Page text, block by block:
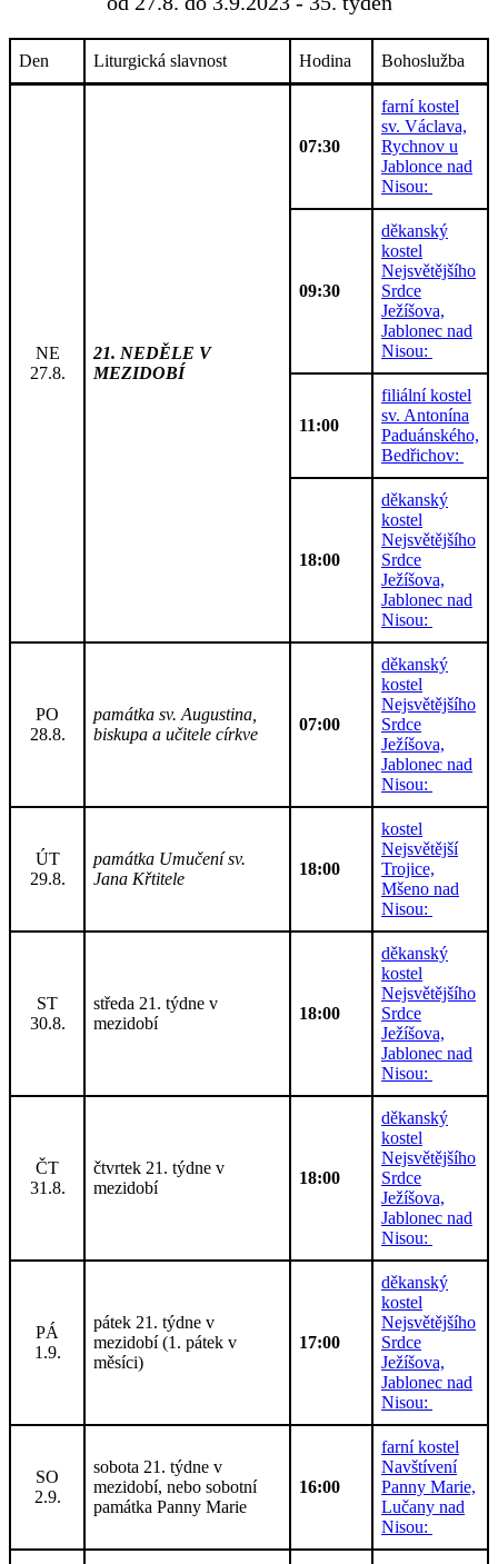
Den Liturgická slavnost Hodina Bohoslužba
NE
27.8.
21. NEDĚLE V
MEZIDOBÍ
07:30
farní kostel
sv. Václava,
Rychnov u
Jablonce nad
Nisou:
09:30
děkanský
kostel
Nejsvětějšího
Srdce
Ježíšova,
Jablonec nad
Nisou:
11:00
filiální kostel
sv. Antonína
Paduánského,
Bedřichov:
18:00
děkanský
kostel
Nejsvětějšího
Srdce
Ježíšova,
Jablonec nad
Nisou:
PO
28.8.
památka sv. Augustina,
biskupa a učitele církve
07:00
děkanský
kostel
Nejsvětějšího
Srdce
Ježíšova,
Jablonec nad
Nisou:
ÚT
29.8.
památka Umučení sv.
Jana Křtitele
18:00
kostel
Nejsvětější
Trojice,
Mšeno nad
Nisou:
ST
30.8.
středa 21. týdne v
mezidobí
18:00
děkanský
kostel
Nejsvětějšího
Srdce
Ježíšova,
Jablonec nad
Nisou:
ČT
31.8.
čtvrtek 21. týdne v
mezidobí
18:00
děkanský
kostel
Nejsvětějšího
Srdce
Ježíšova,
Jablonec nad
Nisou:
PÁ
1.9.
pátek 21. týdne v
mezidobí (1. pátek v
měsíci)
17:00
děkanský
kostel
Nejsvětějšího
Srdce
Ježíšova,
Jablonec nad
Nisou:
SO
2.9.
sobota 21. týdne v
mezidobí, nebo sobotní
památka Panny Marie
16:00
farní kostel
Navštívení
Panny Marie,
Lučany nad
Nisou: